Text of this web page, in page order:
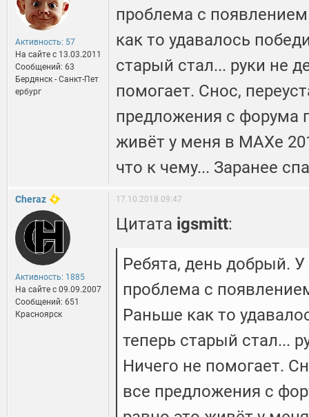
Активность: 57
На сайте c 13.03.2011
Сообщений: 63
Бердянск - Санкт-Пет
ербург
проблема с
как то удавалось
старый стал... руки не
помогает. Снос,
предложения с форума
живёт у меня в МАХе
что к чему... Заранее
Cheraz
Активность: 1885
На сайте c 09.09.2007
Сообщений: 651
Красноярск
17.10.2018 09:47
Цитата igsmitt:
Ребята, день добрый.
проблема с
Раньше как то
теперь старый стал...
Ничего не помогает.
все предложения с